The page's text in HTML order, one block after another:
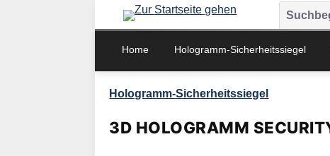
Zur Hauptnavigation springen
Home Hologramm-Sicherheitssiegel
Hologramm-Sicherheitssiegel
3D HOLOGRAMM